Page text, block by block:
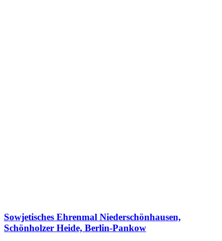
Sowjetisches Ehrenmal Niederschönhausen,
Schönholzer Heide, Berlin-Pankow